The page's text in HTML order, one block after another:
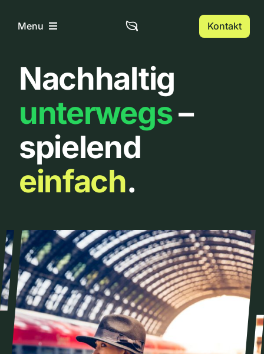
InhaltMenu
Home
Über uns
Urbanlist
Kontakt
Nachhaltig
unterwegs–
spielend
einfach.